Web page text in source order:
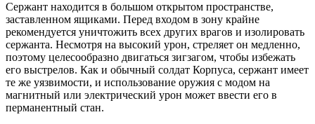
Сержант находится в большом открытом пространстве,
заставленном ящиками. Перед входом в зону крайне
рекомендуется уничтожить всех других врагов и изолировать
сержанта. Несмотря на высокий урон, стреляет он медленно,
поэтому целесообразно двигаться зигзагом, чтобы избежать
его выстрелов. Как и обычный солдат Корпуса, сержант имеет
те же уязвимости, и использование оружия с модом на
магнитный или электрический урон может ввести его в
перманентный стан.